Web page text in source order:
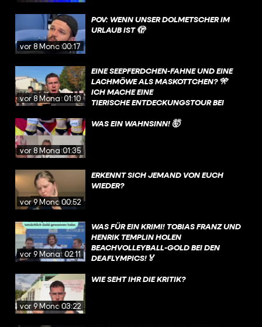
vor 8 Monaten
00:17
POV: WENN UNSER DOLMETSCHER IM
URLAUB IST 🫣
vor 8 Monaten01:10
EINE SEEPFERDCHEN-FAHNE UND EINE
LACHMÖWE ALS MASKOTTCHEN? 🎌
ICH MACHE EINE
TIERISCHE ENTDECKUNGSTOUR BEI
vor 8 Monaten
01:35
WAS EIN WAHNSINN! 🤯
vor 9 Monaten
00:52
ERKENNT SICH JEMAND VON EUCH
WIEDER?
vor 9 Monaten02:11
WAS FÜR EIN KRIMI! TOBIAS FRANZ UND
HENRIK TEMPLIN HOLEN
BEACHVOLLEYBALL-GOLD BEI DEN
DEAFLYMPICS!🏅
vor 9 Monaten
03:22
WIE SEHT IHR DIE KRITIK?